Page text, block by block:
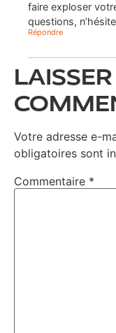
faire exploser
questions,
Répondre
Votre adresse e-
obligatoires sont
Commentaire *